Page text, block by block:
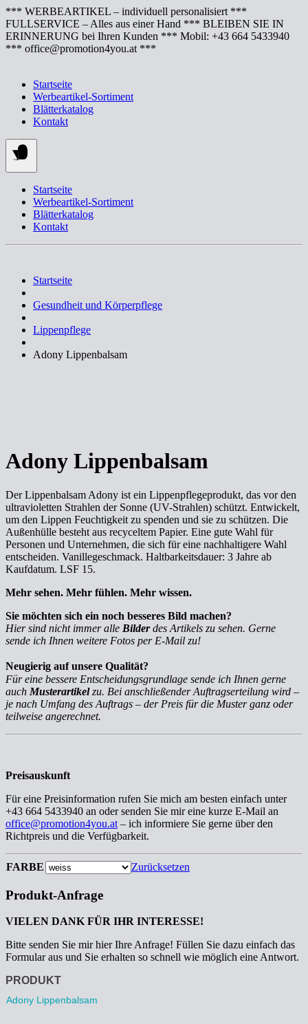
Springe
zum
Inhalt
*** WERBEARTIKEL – individuell personalisiert ***
FULLSERVICE – Alles aus einer Hand *** BLEIBEN SIE IN
ERINNERUNG bei Ihren Kunden *** Mobil: +43 664 5433940
*** office@promotion4you.at ***
Startseite
Werbeartikel-Sortiment
Blätterkatalog
Kontakt
Startseite
Werbeartikel-Sortiment
Blätterkatalog
Kontakt
Startseite
Gesundheit und Körperpflege
Lippenpflege
Adony Lippenbalsam
Adony Lippenbalsam
Der Lippenbalsam Adony ist ein Lippenpflegeprodukt, das vor den
ultravioletten Strahlen der Sonne (UV-Strahlen) schützt. Entwickelt,
um den Lippen Feuchtigkeit zu spenden und sie zu schützen. Die
Außenhülle besteht aus recyceltem Papier. Eine gute Wahl für
Personen und Unternehmen, die sich für eine nachhaltigere Wahl
entscheiden. Vanillegeschmack. Haltbarkeitsdauer: 3 Jahre ab
Kaufdatum. LSF 15.
Mehr sehen. Mehr fühlen. Mehr wissen.
Sie möchten sich ein noch besseres Bild machen?
Hier sind nicht immer alle Bilderdes Artikels zu sehen. Gerne
sende ich Ihnen weitere Fotos per E-Mail zu!
Neugierig auf unsere Qualität?
Für eine bessere Entscheidungsgrundlage sende ich Ihnen gerne
auch Musterartikelzu. Bei anschließender Auftragserteilung wird –
je nach Umfang des Auftrags – der Preis für die Muster ganz oder
teilweise angerechnet.
Preisauskunft
Für eine Preisinformation rufen Sie mich am besten einfach unter
+43 664 5433940 an oder senden Sie mir eine kurze E-Mail an
office@promotion4you.at – ich informiere Sie gerne über den
Richtpreis und die Verfügbarkeit.
FARBE Zurücksetzen
Produkt-Anfrage
VIELEN DANK FÜR IHR INTERESSE!
Bitte senden Sie mir hier Ihre Anfrage! Füllen Sie dazu einfach das
Formular aus und Sie erhalten so schnell wie möglich eine Antwort.
Anfrage
PRODUKT